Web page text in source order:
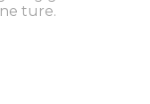
ture.